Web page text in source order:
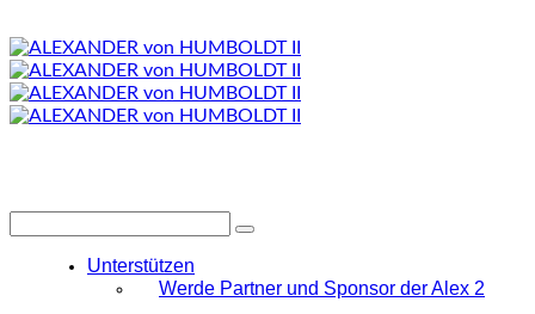
Unterstützen
Werde Partner und Sponsor der Alex 2